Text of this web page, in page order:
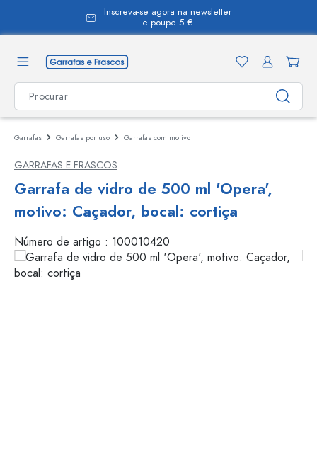
Inscreva-se agora na newsletter
e poupe 5 €
Garrafas Garrafas por uso Garrafas com motivo
GARRAFAS E FRASCOS
Garrafa de vidro de 500 ml 'Opera',
motivo: Caçador, bocal: cortiça
Número de artigo : 100010420